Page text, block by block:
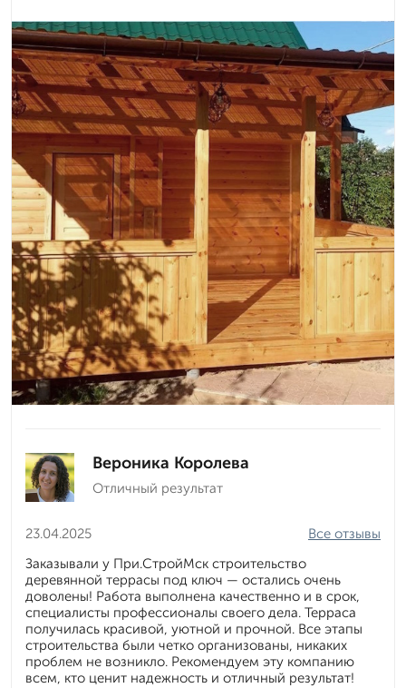
Вероника Королева
Отличный результат
23.04.2025
Все отзывы
Заказывали у При.СтройМск строительство
деревянной террасы под ключ — остались очень
доволены! Работа выполнена качественно и в срок,
специалисты профессионалы своего дела. Терраса
получилась красивой, уютной и прочной. Все этапы
строительства были четко организованы, никаких
проблем не возникло. Рекомендуем эту компанию
всем, кто ценит надежность и отличный результат!